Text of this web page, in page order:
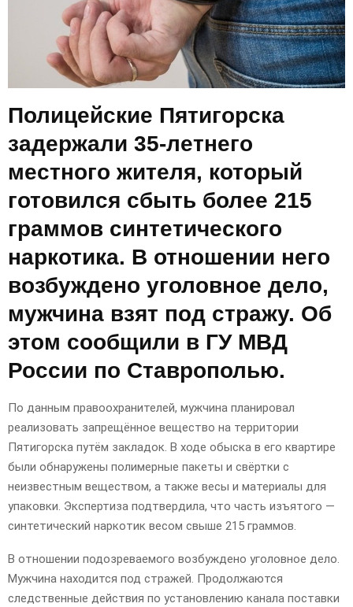
Полицейские Пятигорска
задержали 35-летнего
местного жителя, который
готовился сбыть более 215
граммов синтетического
наркотика. В отношении него
возбуждено уголовное дело,
мужчина взят под стражу. Об
этом сообщили в ГУ МВД
России по Ставрополью.
По данным правоохранителей, мужчина планировал
реализовать запрещённое вещество на территории
Пятигорска путём закладок. В ходе обыска в его квартире
были обнаружены полимерные пакеты и свёртки с
неизвестным веществом, а также весы и материалы для
упаковки. Экспертиза подтвердила, что часть изъятого —
синтетический наркотик весом свыше 215 граммов.
В отношении подозреваемого возбуждено уголовное дело.
Мужчина находится под стражей. Продолжаются
следственные действия по установлению канала поставки